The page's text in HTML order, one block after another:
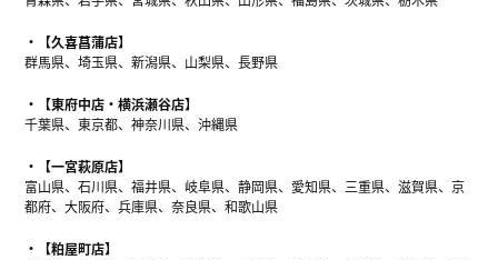
【久喜菖蒲店】
群馬県、埼玉県、新潟県、山梨県、長野県
【東府中店・横浜瀬谷店】
千葉県、東京都、神奈川県、沖縄県
【一宮萩原店】
富山県、石川県、福井県、岐阜県、静岡県、愛知県、三重県、滋賀県、京
都府、大阪府、兵庫県、奈良県、和歌山県
【粕屋町店】